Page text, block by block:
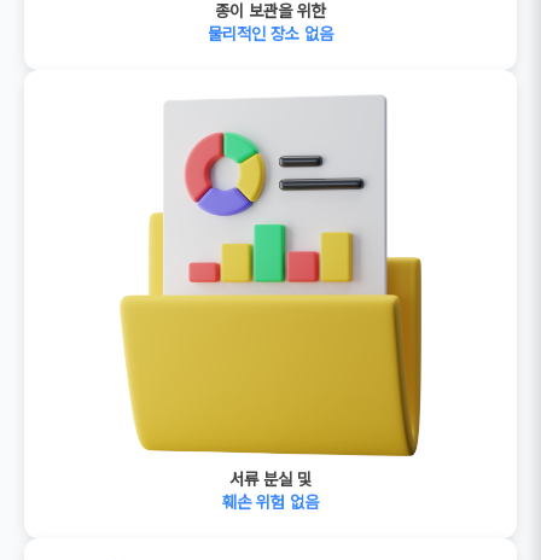
종이 보관을 위한
물리적인 장소 없음
서류 분실 및
훼손 위험 없음